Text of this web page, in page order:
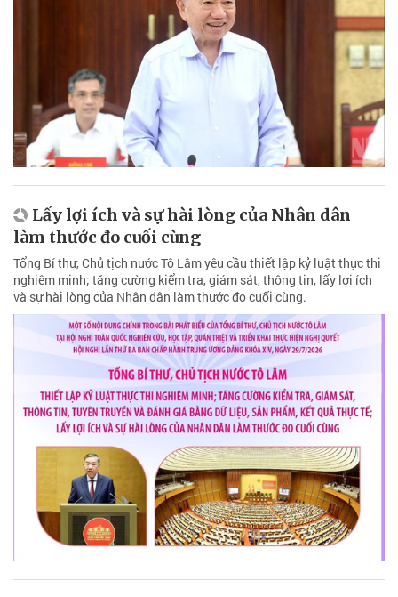
Lấy lợi ích và sự hài lòng của Nhân dân
làm thước đo cuối cùng
Tổng Bí thư, Chủ tịch nước Tô Lâm yêu cầu thiết lập kỷ luật thực thi
nghiêm minh; tăng cường kiểm tra, giám sát, thông tin, lấy lợi ích
và sự hài lòng của Nhân dân làm thước đo cuối cùng.